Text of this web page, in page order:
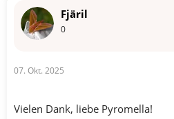
Fjäril
0
07. Okt. 2025
Vielen Dank, liebe Pyromella!